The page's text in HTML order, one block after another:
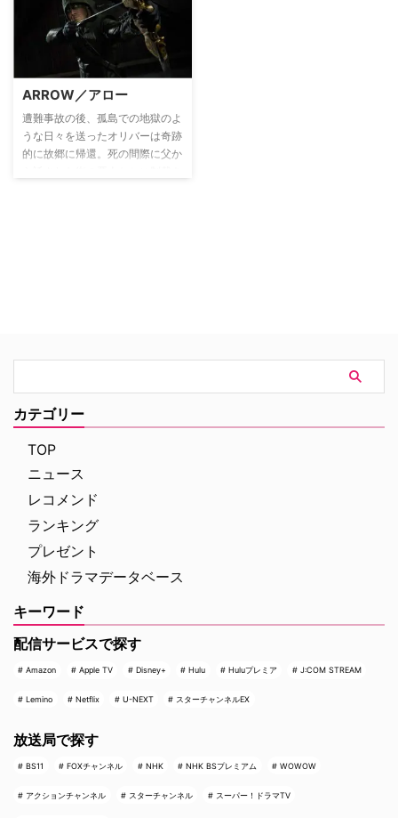
響を受け昏睡状態に。目が覚める
と、超高速で走ることができる能
力を身につけていた。同じように
爆発のエネルギーで能力を身につ
けた人（＝メタヒューマン）がそ
の力を犯罪に利用していることを
知り、閃光の如く街を駆け巡る
「フラッシュ」として、街を守っ
ていく。
ARROW／アロー
遭難事故の後、孤島での地獄のよ
うな日々を送ったオリバーは奇跡
的に故郷に帰還。死の間際に父か
カテゴリー
TOP
ニュース
レコメンド
ランキング
プレゼント
海外ドラマデータベース
キーワード
配信サービスで探す
Amazon Apple TV Disney+ Hulu Huluプレミア J:COM STREAM
Lemino Netflix U-NEXT スターチャンネルEX
放送局で探す
BS11 FOXチャンネル NHK NHK BSプレミアム WOWOW
アクションチャンネル スターチャンネル スーパー！ドラマTV